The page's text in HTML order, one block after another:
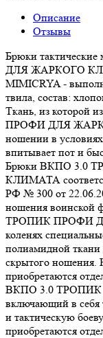
Описание
Отзывы
Брюки
ДЛЯ ЖАРКОГО
MIMICRYA -
твила, состав:
Ткань, из которой
ПРОФИ ДЛЯ
ношении в
впитывает пот и
Брюки ВКПО 3.0
КЛИМАТА
РФ № 300 от
ношения воинской
ТРОПИК ПРОФИ
коленях
полиамидной ткани
скрытого ношения.
приобретаются
ВКПО 3.0
включающий в себя
и тактическую
приобретаются